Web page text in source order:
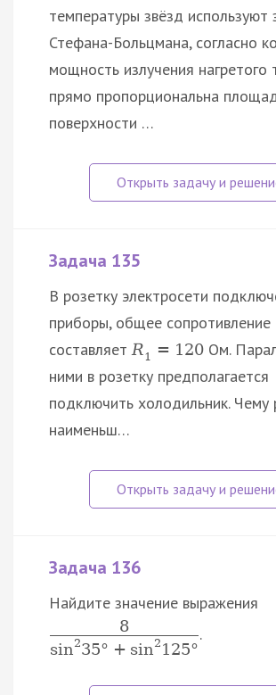
температуры звёзд используют
Стефана-Больцмана, согласно
мощность излучения нагретого
прямо пропорциональна
поверхности …
Задача 135
В розетку электросети
приборы, общее сопротивление
составляетR1 = 120 Ом.
ними в розетку предполагается
подключить холодильник. Чему
наименьш…
Задача 136
Найдите значение выражения
8
sin 235° + sin 2 125°
.